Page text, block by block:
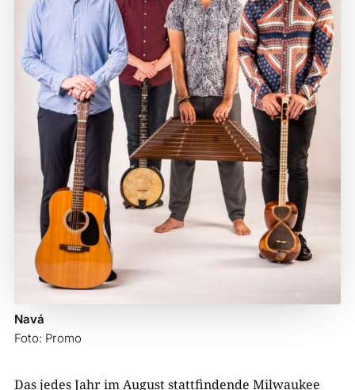
Navá
Foto: Promo
Das jedes Jahr im August stattfindende Milwaukee